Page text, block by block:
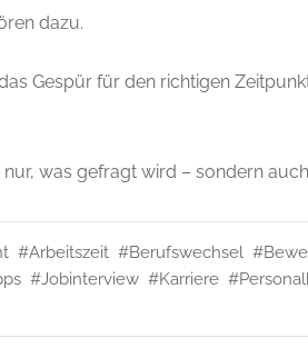
dazu.
Gespür für den richtigen
was gefragt wird – sondern
#Arbeitszeit #Berufswechsel
#Jobinterview #Karriere